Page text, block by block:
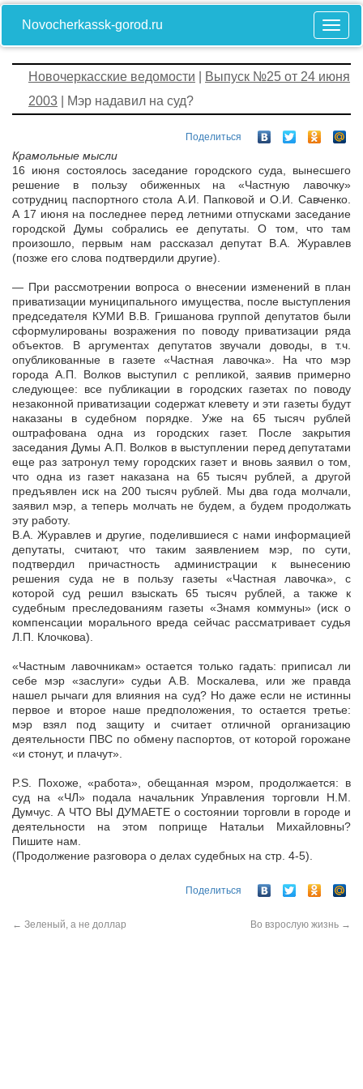
Novocherkassk-gorod.ru
Новочеркасские ведомости
Выпуск №25 от 24 июня
2003 | Мэр надавил на суд?
Поделиться
Крамольные мысли
16 июня состоялось заседание городского суда, вынесшего
решение в пользу обиженных на «Частную лавочку»
сотрудниц паспортного стола А.И. Папковой и О.И. Савченко.
А 17 июня на последнее перед летними отпусками заседание
городской Думы собрались ее депутаты. О том, что там
произошло, первым нам рассказал депутат В.А. Журавлев
(позже его слова подтвердили другие).
— При рассмотрении вопроса о внесении изменений в план
приватизации муниципального имущества, после выступления
председателя КУМИ В.В. Гришанова группой депутатов были
сформулированы возражения по поводу приватизации ряда
объектов. В аргументах депутатов звучали доводы, в т.ч.
опубликованные в газете «Частная лавочка». На что мэр
города А.П. Волков выступил с репликой, заявив примерно
следующее: все публикации в городских газетах по поводу
незаконной приватизации содержат клевету и эти газеты будут
наказаны в судебном порядке. Уже на 65 тысяч рублей
оштрафована одна из городских газет. После закрытия
заседания Думы А.П. Волков в выступлении перед депутатами
еще раз затронул тему городских газет и вновь заявил о том,
что одна из газет наказана на 65 тысяч рублей, а другой
предъявлен иск на 200 тысяч рублей. Мы два года молчали,
заявил мэр, а теперь молчать не будем, а будем продолжать
эту работу.
В.А. Журавлев и другие, поделившиеся с нами информацией
депутаты, считают, что таким заявлением мэр, по сути,
подтвердил причастность администрации к вынесению
решения суда не в пользу газеты «Частная лавочка», с
которой суд решил взыскать 65 тысяч рублей, а также к
судебным преследованиям газеты «Знамя коммуны» (иск о
компенсации морального вреда сейчас рассматривает судья
Л.П. Клочкова).
«Частным лавочникам» остается только гадать: приписал ли
себе мэр «заслуги» судьи А.В. Москалева, или же правда
нашел рычаги для влияния на суд? Но даже если не истинны
первое и второе наше предположения, то остается третье:
мэр взял под защиту и считает отличной организацию
деятельности ПВС по обмену паспортов, от которой горожане
«и стонут, и плачут».
P.S. Похоже, «работа», обещанная мэром, продолжается: в
суд на «ЧЛ» подала начальник Управления торговли Н.М.
Думчус. А ЧТО ВЫ ДУМАЕТЕ о состоянии торговли в городе и
деятельности на этом поприще Натальи Михайловны?
Пишите нам.
(Продолжение разговора о делах судебных на стр. 4-5).
Поделиться
← Зеленый, а не доллар Во взрослую жизнь →